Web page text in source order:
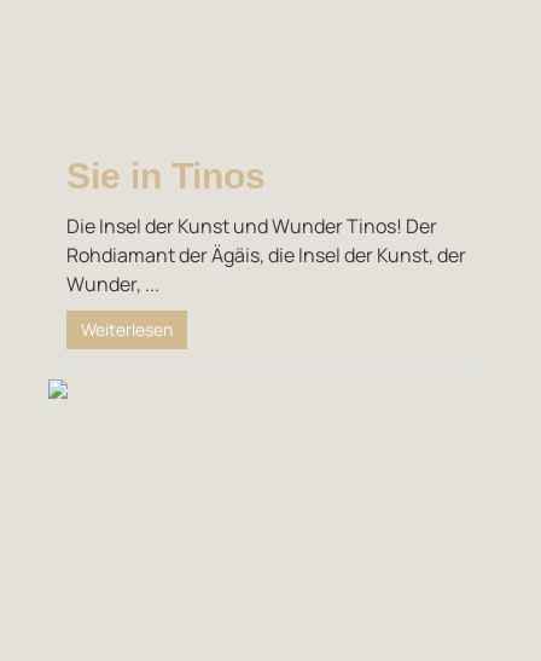
Sie in Tinos
Die Insel der Kunst und Wunder Tinos! Der
Rohdiamant der Ägäis, die Insel der Kunst, der
Wunder, ...
Weiterlesen